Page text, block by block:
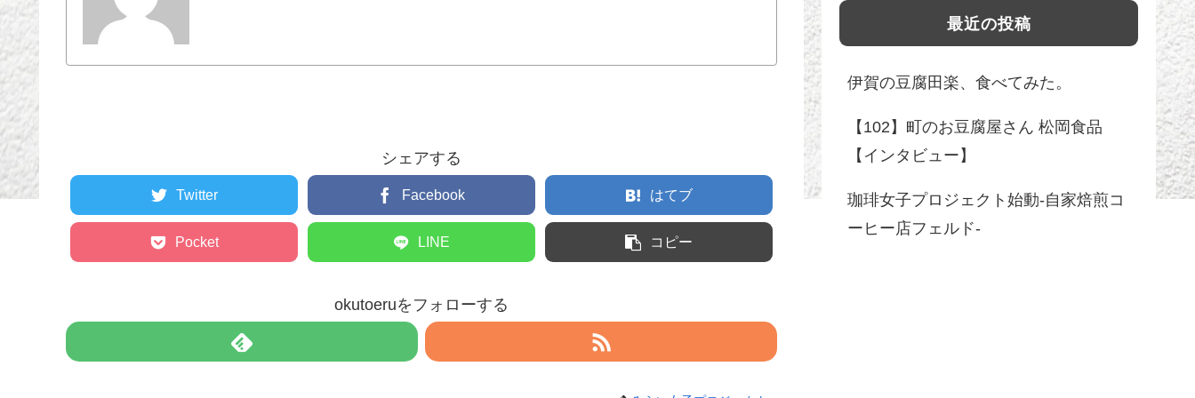
シェアする
Twitter Facebook はてブ
Pocket LINE コピー
okutoeruをフォローする
最近の投稿
伊賀の豆腐田楽、食べてみた。
【102】町のお豆腐屋さん 松岡食品
【インタビュー】
珈琲女子プロジェクト始動-自家焙煎コ
ーヒー店フェルド-